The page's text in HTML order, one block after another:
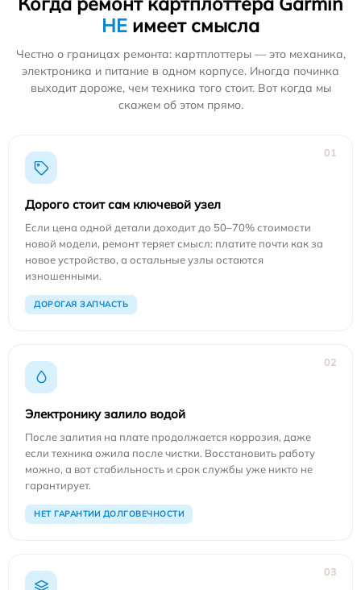
НЕ имеет смысла
Честно о границах ремонта: картплоттеры — это механика,
электроника и питание в одном корпусе. Иногда починка
выходит дороже, чем техника того стоит. Вот когда мы
скажем об этом прямо.
01
Дорого стоит сам ключевой узел
Если цена одной детали доходит до 50–70% стоимости
новой модели, ремонт теряет смысл: платите почти как за
новое устройство, а остальные узлы остаются
изношенными.
ДОРОГАЯ ЗАПЧАСТЬ
02
Электронику залило водой
После залития на плате продолжается коррозия, даже
если техника ожила после чистки. Восстановить работу
можно, а вот стабильность и срок службы уже никто не
гарантирует.
НЕТ ГАРАНТИИ ДОЛГОВЕЧНОСТИ
03